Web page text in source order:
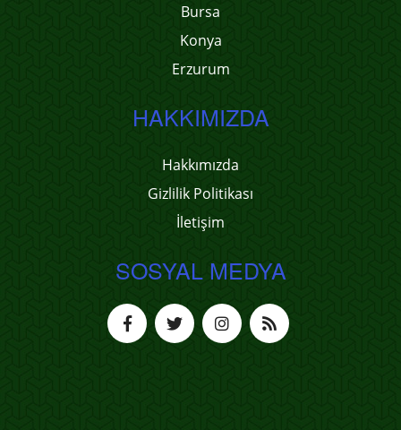
Bursa
Konya
Erzurum
HAKKIMIZDA
Hakkımızda
Gizlilik Politikası
İletişim
SOSYAL MEDYA